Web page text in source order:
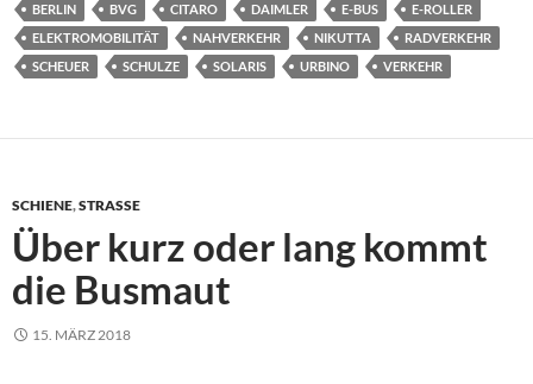
BERLIN BVG CITARO DAIMLER E-BUS
E-ROLLER
ELEKTROMOBILITÄT
NAHVERKEHR NIKUTTA
RADVERKEHR
SCHEUER
SCHULZE SOLARIS URBINO VERKEHR
SCHIENE,STRASSE
Über kurz oder lang kommt
die Busmaut
15. MÄRZ 2018